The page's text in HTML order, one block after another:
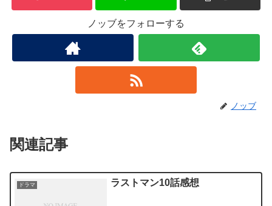
ノッブをフォローする
ノッブ
関連記事
ドラマ ラストマン10話感想